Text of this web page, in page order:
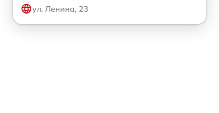
ул. Ленина, 23